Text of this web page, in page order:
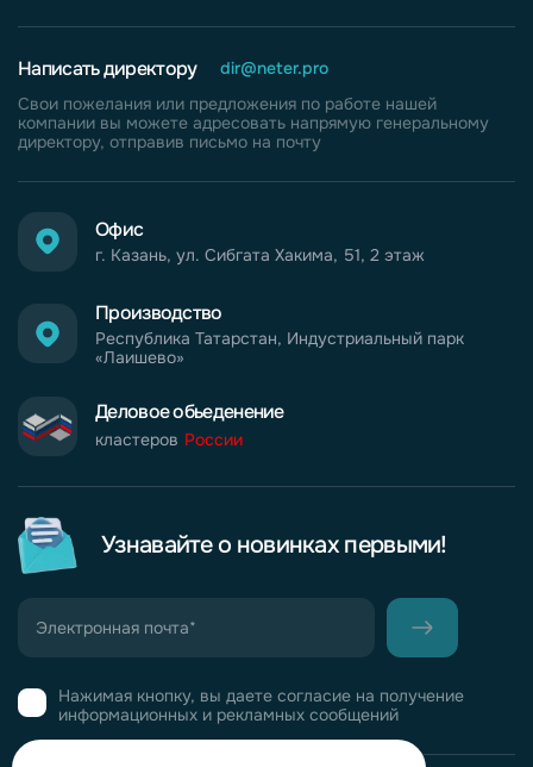
Деловое обьеденение
кластеров России
Производство
Республика Татарстан, Индустриальный парк
«Лаишево»
Офис
г. Казань, ул. Сибгата Хакима, 51, 2 этаж
Написать директору
dir@neter.pro
Свои пожелания или предложения по работе нашей
компании вы можете адресовать напрямую генеральному
директору, отправив письмо на почту
Узнавайте о новинках первыми!
Нажимая кнопку, вы даете согласие на получение
информационных и рекламных сообщений